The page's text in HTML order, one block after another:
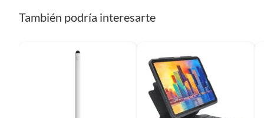
También podría interesarte